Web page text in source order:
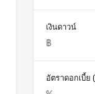
เงินดาวน์
อัตราดอกเบี้ย